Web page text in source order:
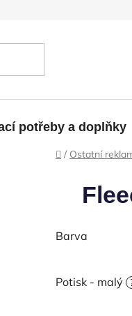
potřeby a doplňky
Domů
/ Ostatní
Barva
Potisk - malý